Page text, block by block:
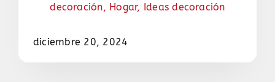
decoración, Hogar, Ideas decoración
diciembre 20, 2024